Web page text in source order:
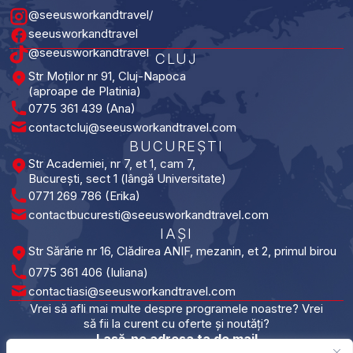
@seeusworkandtravel/
seeusworkandtravel
@seeusworkandtravel CLUJ
Str Moților nr 91, Cluj-Napoca
(aproape de Platinia)
0775 361 439 (Ana)
contactcluj@seeusworkandtravel.com
BUCUREȘTI​
Str Academiei, nr 7, et 1, cam 7,
București, sect 1 (lângă Universitate)
0771 269 786 (Erika)
contactbucuresti@seeusworkandtravel.com
IAȘI​
Str Sărărie nr 16, Clădirea ANIF, mezanin, et 2, primul birou
0775 361 406 (Iuliana)
contactiasi@seeusworkandtravel.com
Vrei să afli mai multe despre programele noastre? Vrei
să fii la curent cu oferte și noutăți?
Lasă-ne adresa ta de mail